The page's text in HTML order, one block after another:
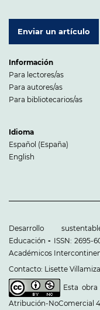
Enviar un artículo
Información
Para lectores/as
Para autores/as
Para bibliotecarios/as
Idioma
Español (España)
English
Desarrollo
Educación - ISSN: 2695-
Académicos
Contacto: Lisette
Esta
Atribución-NoComercial